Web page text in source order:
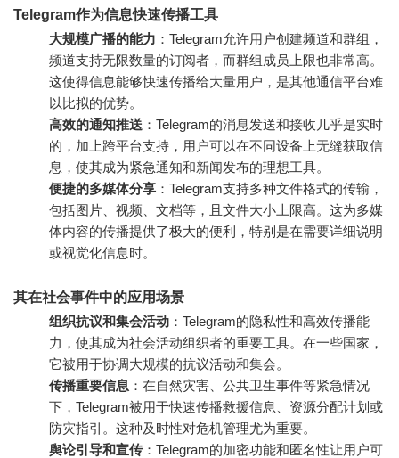
Telegram作为信息快速传播工具
大规模广播的能力 ：Telegram允许用户创建频道和群组，
频道支持无限数量的订阅者，而群组成员上限也非常高。
这使得信息能够快速传播给大量用户，是其他通信平台难
以比拟的优势。
高效的通知推送 ：Telegram的消息发送和接收几乎是实时
的，加上跨平台支持，用户可以在不同设备上无缝获取信
息，使其成为紧急通知和新闻发布的理想工具。
便捷的多媒体分享 ：Telegram支持多种文件格式的传输，
包括图片、视频、文档等，且文件大小上限高。这为多媒
体内容的传播提供了极大的便利，特别是在需要详细说明
或视觉化信息时。
其在社会事件中的应用场景
组织抗议和集会活动 ：Telegram的隐私性和高效传播能
力，使其成为社会活动组织者的重要工具。在一些国家，
它被用于协调大规模的抗议活动和集会。
传播重要信息 ：在自然灾害、公共卫生事件等紧急情况
下，Telegram被用于快速传播救援信息、资源分配计划或
防灾指引。这种及时性对危机管理尤为重要。
舆论引导和宣传：Telegram的加密功能和匿名性让用户可